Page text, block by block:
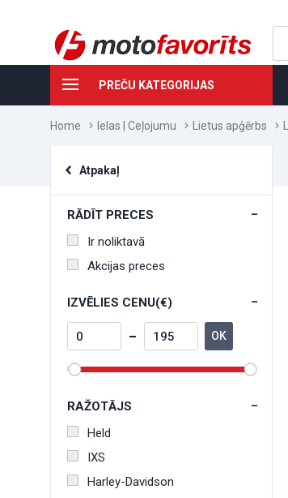
PREČU KATEGORIJAS
Home Ielas | Ceļojumu Lietus apģērbs
Atpakaļ
RĀDĪT PRECES
Ir noliktavā
Akcijas preces
IZVĒLIES CENU(€)
OK
RAŽOTĀJS
Held
IXS
Harley-Davidson